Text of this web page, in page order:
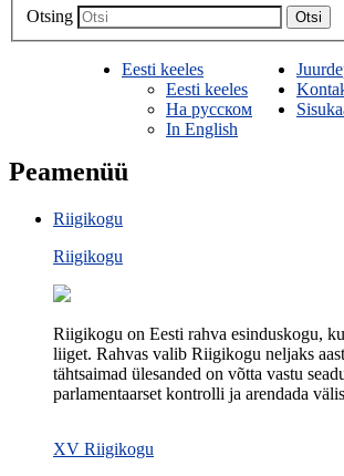
Otsing
Otsi
Eesti keeles
Eesti keeles
На русском
In English
Peamenüü
Riigikogu
Riigikogu
Riigikogu on Eesti rahva esinduskogu,
liiget. Rahvas valib Riigikogu neljaks
tähtsaimad ülesanded on võtta vastu
parlamentaarset kontrolli ja arendada
XV Riigikogu